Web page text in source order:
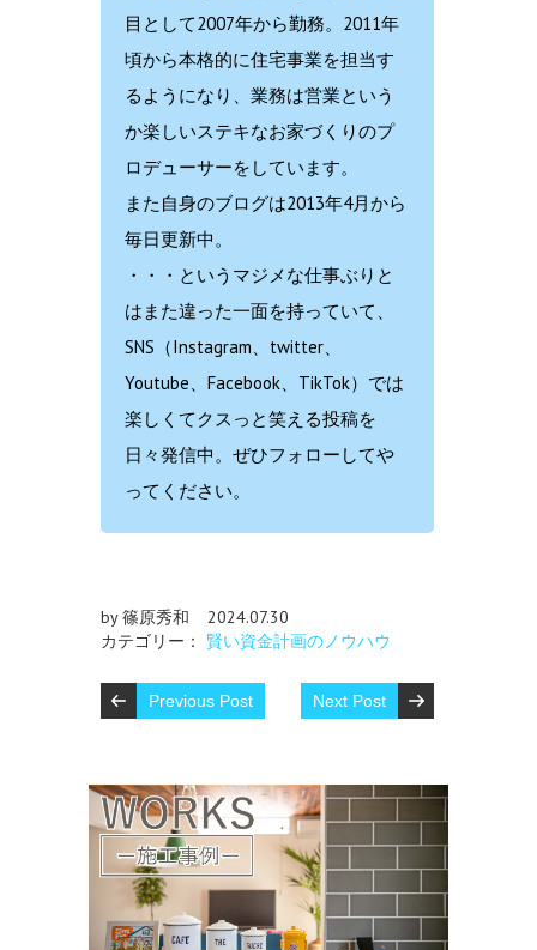
目として2007年から勤務。2011年
頃から本格的に住宅事業を担当す
るようになり、業務は営業という
か楽しいステキなお家づくりのプ
ロデューサーをしています。
また自身のブログは2013年4月から
毎日更新中。
・・・というマジメな仕事ぶりと
はまた違った一面を持っていて、
SNS（Instagram、twitter、
Youtube、Facebook、TikTok）では
楽しくてクスっと笑える投稿を
日々発信中。ぜひフォローしてや
ってください。
by 篠原秀和
2024.07.30
カテゴリー： 賢い資金計画のノウハウ
Previous Post Next Post